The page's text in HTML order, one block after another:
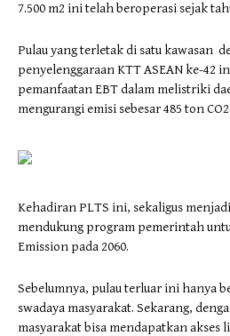
7.500 m2 ini telah beroperasi sejak
Pulau yang terletak di satu kawasan
penyelenggaraan KTT ASEAN ke-42
pemanfaatan EBT dalam melistriki
mengurangi emisi sebesar 485 ton
Kehadiran PLTS ini, sekaligus
mendukung program pemerintah
Emission pada 2060.
Sebelumnya, pulau terluar ini hanya
swadaya masyarakat. Sekarang,
masyarakat bisa mendapatkan akses